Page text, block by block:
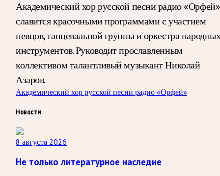
Академический хор русской песни радио «Орфей»
славится красочными программами с участием
певцов, танцевальной группы и оркестра
инструментов. Руководит прославленным
коллективом талантливый музыкант Николай
Азаров.
Академический хор русской песни радио «Орфей»
Новости
8 августа 2026
Не только литературное наследие